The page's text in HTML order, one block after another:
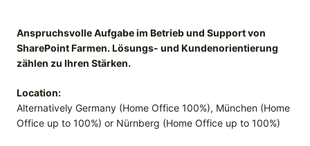
Anspruchsvolle Aufgabe im Betrieb und Support von
SharePoint Farmen. Lösungs- und Kundenorientierung
zählen zu Ihren Stärken.
Location:
Alternatively Germany (Home Office 100%), München (Home
Office up to 100%) or Nürnberg (Home Office up to 100%)